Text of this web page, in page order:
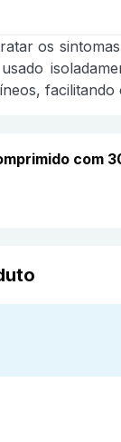
os
com